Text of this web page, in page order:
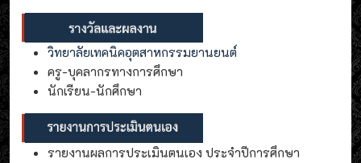
วิทยาลัยเทคนิคอุตสาหกรรมยานยนต์
ครู-บุคลากรทางการศึกษา
นักเรียน-นักศึกษา
รายงานผลการประเมินตนเอง ประจำปีการศึกษา